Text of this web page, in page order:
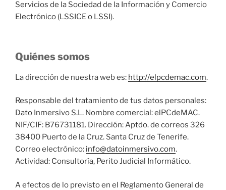
Servicios de la Sociedad de la Información y Comercio
Electrónico (LSSICE o LSSI).
Quiénes somos
La dirección de nuestra web es: http://elpcdemac.com.
Responsable del tratamiento de tus datos personales:
Dato Inmersivo S.L. Nombre comercial: elPCdeMAC.
NIF/CIF: B76731181. Dirección: Aptdo. de correos 326
38400 Puerto de la Cruz. Santa Cruz de Tenerife.
Correo electrónico: info@datoinmersivo.com.
Actividad: Consultoría, Perito Judicial Informático.
A efectos de lo previsto en el Reglamento General de